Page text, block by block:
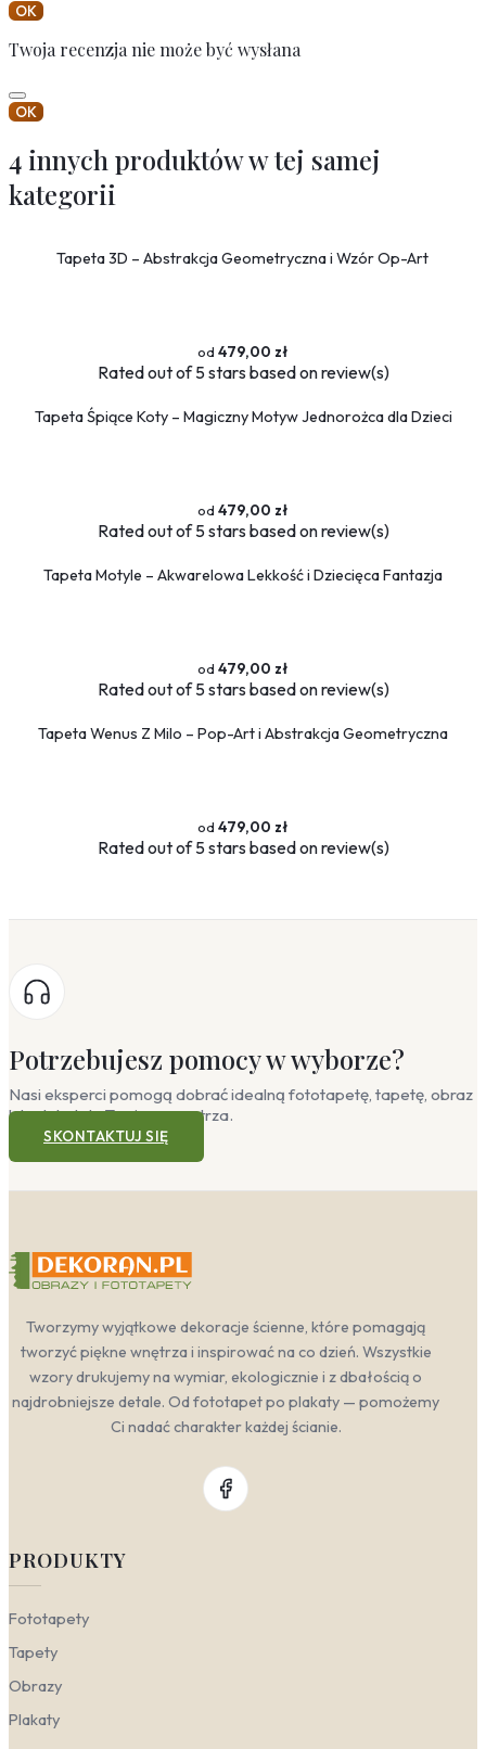
OK
Twoja recenzja nie może być wysłana
OK
4 innych produktów w tej samej
kategorii
Tapeta 3D – Abstrakcja Geometryczna i Wzór Op-Art
479,00 zł
Ratedout of 5 stars based onreview(s)
Tapeta Śpiące Koty – Magiczny Motyw Jednorożca dla Dzieci
479,00 zł
Ratedout of 5 stars based onreview(s)
Tapeta Motyle – Akwarelowa Lekkość i Dziecięca Fantazja
479,00 zł
Ratedout of 5 stars based onreview(s)
Tapeta Wenus Z Milo – Pop-Art i Abstrakcja Geometryczna
479,00 zł
Ratedout of 5 stars based onreview(s)
Potrzebujesz pomocy w wyborze?
Nasi eksperci pomogą dobrać idealną fototapetę, tapetę, obraz
lub plakat do Twojego wnętrza.
SKONTAKTUJ SIĘ
Tworzymy wyjątkowe dekoracje ścienne, które pomagają
tworzyć piękne wnętrza i inspirować na co dzień. Wszystkie
wzory drukujemy na wymiar, ekologicznie i z dbałością o
najdrobniejsze detale. Od fototapet po plakaty — pomożemy
Ci nadać charakter każdej ścianie.
PRODUKTY
Fototapety
Tapety
Obrazy
Plakaty